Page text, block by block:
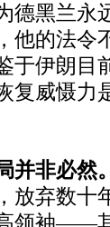
德黑兰永
他的法令
于伊朗目
复威慑力
并非必然
，放弃数